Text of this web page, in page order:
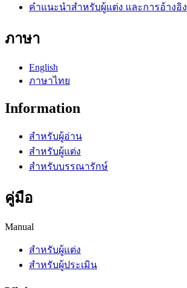
คำแนะนำสำหรับผู้แต่ง และการอ้างอิง
ภาษา
English
ภาษาไทย
Information
สำหรับผู้อ่าน
สำหรับผู้แต่ง
สำหรับบรรณารักษ์
คู่มือ
Manual
สำหรับผู้แต่ง
สำหรับผู้ประเมิน